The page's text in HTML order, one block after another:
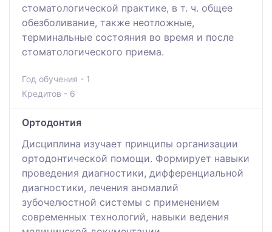
стоматологической практике, в т. ч. общее
обезболивание, также неотложные,
терминальные состояния во время и после
стоматологического приема.
Год обучения - 1
Кредитов - 6
Ортодонтия
Дисциплина изучает принципы организации
ортодонтической помощи. Формирует навыки
проведения диагностики, дифференциальной
диагностики, лечения аномалий
зубочелюстной системы с применением
современных технологий, навыки ведения